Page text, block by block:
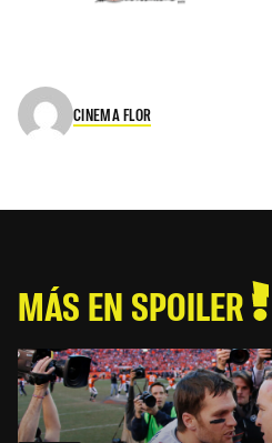
CINEMA FLOR
MÁS EN SPOILER